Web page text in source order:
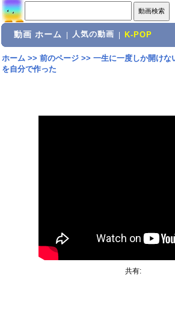
動画 ホーム 人気の動画 K-POP
ホーム>> 前のページ>> 一生に一度しか開けな
を自分で作った
共有: